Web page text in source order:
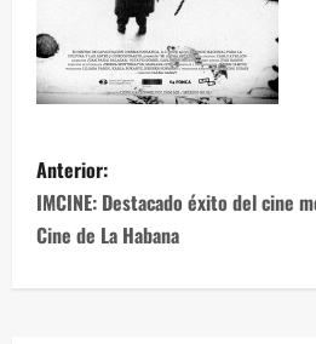
Anterior:
IMCINE: Destacado éxito del cine
Cine de La Habana